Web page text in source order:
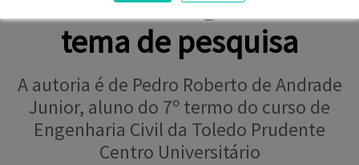
tema de pesquisa
A autoria é de Pedro Roberto de Andrade
Junior, aluno do 7º termo do curso de
Engenharia Civil da Toledo Prudente
Centro Universitário